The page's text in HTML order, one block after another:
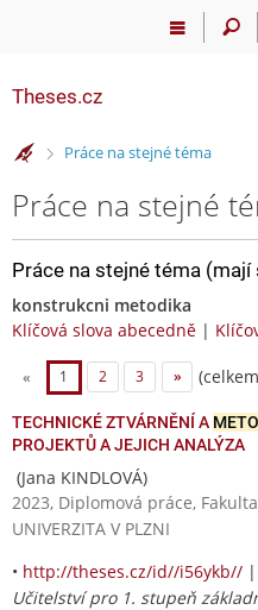
Theses.cz
>Práce na stejné téma
Práce na stejné
Práce na stejné téma
konstrukcni metodika
Klíčová slova abecedně |
« 1 2 3 »
TECHNICKÉ ZTVÁRNĚNÍ A
PROJEKTŮ A JEJICH ANALÝZA
(Jana KINDLOVÁ)
2023, Diplomová práce,
UNIVERZITA V PLZNI
• http://theses.cz/id//i56ykb// |
Učitelství pro 1. stupeň